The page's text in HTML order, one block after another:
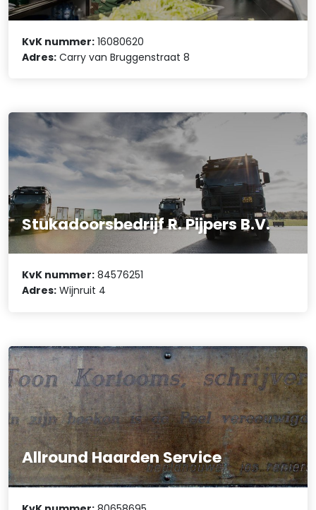
KvK nummer: 16080620
Adres: Carry van Bruggenstraat 8
Stukadoorsbedrijf R. Pijpers B.V.
KvK nummer: 84576251
Adres: Wijnruit 4
Allround Haarden Service